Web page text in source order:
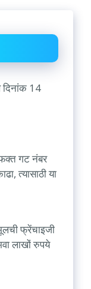
दिनांक 14
गट नंबर
त्यासाठी या
फ्रेंचाइजी
लाखों रुपये